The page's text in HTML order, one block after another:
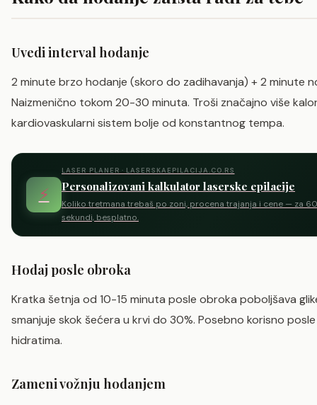
Uvedi interval hodanje
2 minute brzo hodanje (skoro do zadihavanja) + 2 minute
Naizmenično tokom 20-30 minuta. Troši značajno više
kardiovaskularni sistem bolje od konstantnog tempa.
⚡
LASER PLANER · LASERSKAEPILACIJA.CO.RS
Personalizovani kalkulator laserske epilacije
Koliko tretmana trebaš po zoni, procena trajanja i cene — za 60
sekundi, besplatno.
Hodaj posle obroka
Kratka šetnja od 10-15 minuta posle obroka poboljšava
smanjuje skok šećera u krvi do 30%. Posebno korisno
hidratima.
Zameni vožnju hodanjem